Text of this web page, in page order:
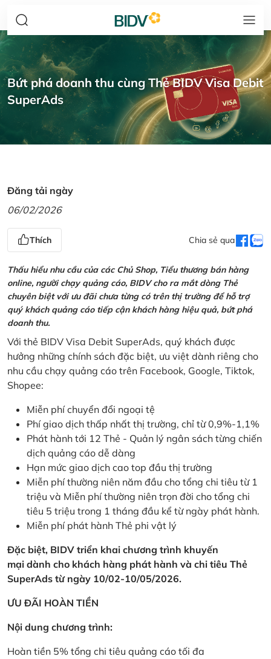
Bứt phá doanh thu cùng Thẻ BIDV Visa Debit
SuperAds
Đăng tải ngày
06/02/2026
Thích Chia sẻ qua
Thấu hiểu nhu cầu của các Chủ Shop, Tiểu thương bán hàng
online, người chạy quảng cáo, BIDV cho ra mắt dòng Thẻ
chuyên biệt với ưu đãi chưa từng có trên thị trường để hỗ trợ
quý khách quảng cáo tiếp cận khách hàng hiệu quả, bứt phá
doanh thu.
Với thẻ BIDV Visa Debit SuperAds, quý khách được
hưởng những chính sách đặc biệt, ưu việt dành riêng cho
nhu cầu chạy quảng cáo trên Facebook, Google, Tiktok,
Shopee:
Miễn phí chuyển đổi ngoại tệ
Phí giao dịch thấp nhất thị trường, chỉ từ 0,9%-1,1%
Phát hành tới 12 Thẻ - Quản lý ngân sách từng chiến
dịch quảng cáo dễ dàng
Hạn mức giao dịch cao top đầu thị trường
Miễn phí thường niên năm đầu cho tổng chi tiêu từ 1
triệu và Miễn phí thường niên trọn đời cho tổng chi
tiêu 5 triệu trong 1 tháng đầu kể từ ngày phát hành.
Miễn phí phát hành Thẻ phi vật lý
Đặc biệt, BIDV triển khai chương trình khuyến
mại dành cho khách hàng phát hành và chi tiêu Thẻ
SuperAds từ ngày 10/02-10/05/2026.
ƯU ĐÃI HOÀN TIỀN
Nội dung chương trình:
Hoàn tiền 5% tổng chi tiêu quảng cáo tối đa